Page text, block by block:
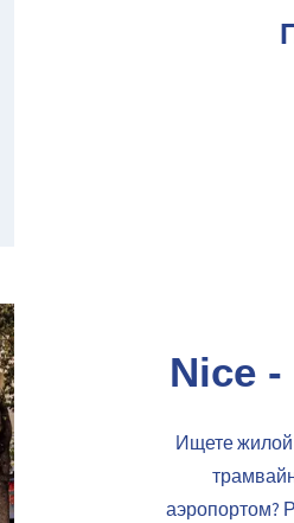
Nice
Ищете
аэропортом?